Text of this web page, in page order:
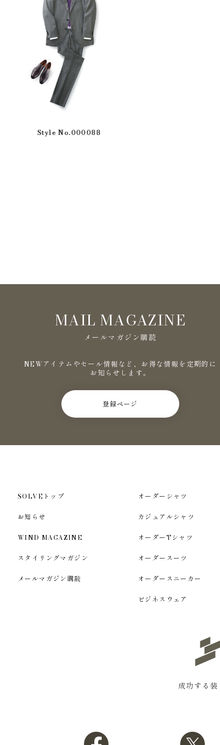
Style No.000088
MAIL MAGAZINE
メールマガジン購読
NEWアイテムやセール情報など、お得な情報を定期的に
お知らせします。
登録ページ
SOLVEトップ
お知らせ
WIND MAGAZINE
スタイリングマガジン
メールマガジン購読
オーダーシャツ
カジュアルシャツ
オーダーTシャツ
オーダースーツ
オーダースニーカー
ビジネスウェア
成功する